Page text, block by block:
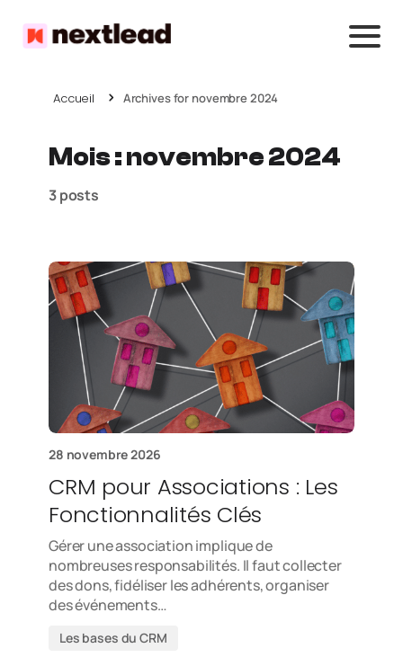
Accueil Archives for novembre 2024
Mois :novembre 2024
3 posts
28 novembre 2026
CRM pour Associations : Les
Fonctionnalités Clés
Gérer une association implique de
nombreuses responsabilités. Il faut collecter
des dons, fidéliser les adhérents, organiser
des événements…
Les bases du CRM